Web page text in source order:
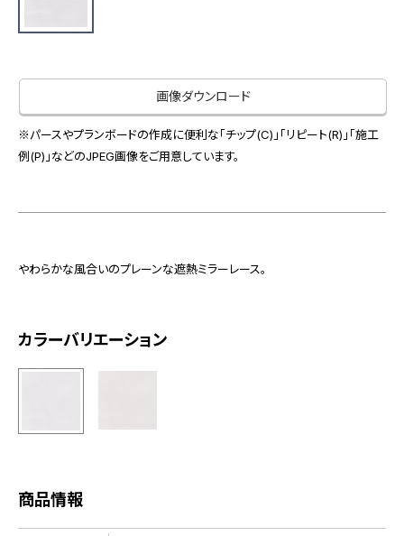
お役立ち資料
サンプル・カタログ請求／お問い合わせ（ビジネスのお客様）
スペースソリューション事業
オフィスソリューション事業
会社情報
画像ダウンロード
※パースやプランボードの作成に便利な「チップ(C)」「リピート(R)」「施工
例(P)」などのJPEG画像をご用意しています。
やわらかな風合いのプレーンな遮熱ミラーレース。
カラーバリエーション
商品情報